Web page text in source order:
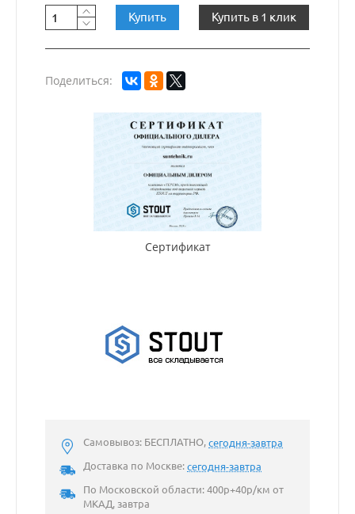
Купить Купить в 1 клик
Поделиться:
Сертификат
Самовывоз: БЕСПЛАТНО,сегодня-завтра
Доставка по Москве:сегодня-завтра
По Московской области: 400р+40р/км от
МКАД, завтра